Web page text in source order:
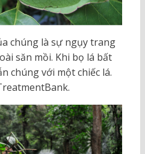
chúng là sự ngụy trang
săn mồi. Khi bọ lá bất
chúng với một chiếc lá.